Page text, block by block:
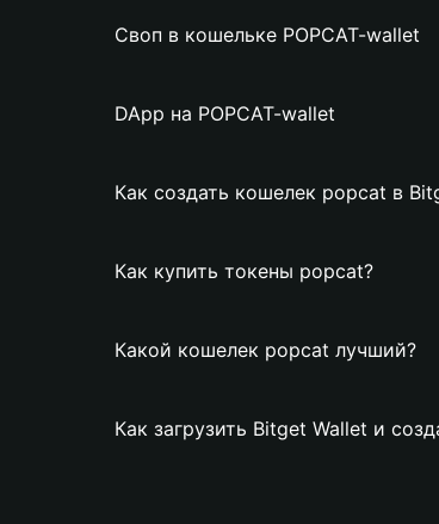
Своп в кошельке POPCAT-wallet
DApp на POPCAT-wallet
Как создать кошелек popcat в
Как купить токены popcat?
Какой кошелек popcat лучший?
Как загрузить Bitget Wallet и